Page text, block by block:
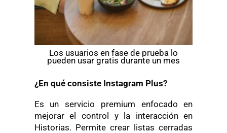
Los usuarios en fase de prueba lo
pueden usar gratis durante un mes
¿En qué consiste Instagram Plus?
Es un servicio premium enfocado en
mejorar el control y la interacción en
Historias. Permite crear listas cerradas